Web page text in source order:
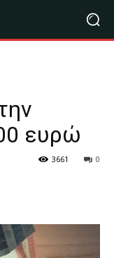
ευρώ
0
3661